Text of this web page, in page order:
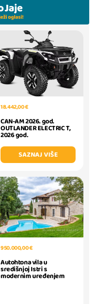
18.442,00 €
CAN-AM 2026. god.
OUTLANDER ELECTRIC T,
2026 god.
SAZNAJ VIŠE
950.000,00 €
Autohtona vila u
središnjoj Istri s
modernim uređenjem